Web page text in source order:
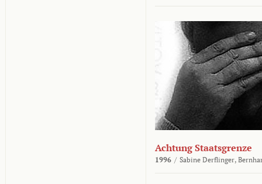
Achtung Staatsgrenze
1996 / Sabine Derflinger,